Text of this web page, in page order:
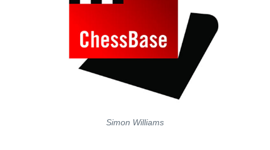
Simon Williams